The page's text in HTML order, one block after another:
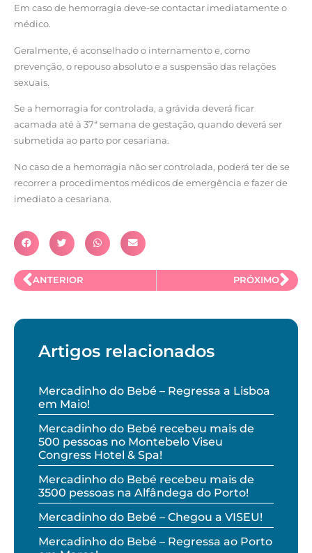
Em caso de hemorragia deve-se contactar imediatamente o
médico.
Geralmente, é aconselhado o internamento e, como
prevenção, o repouso absoluto e a suspensão das relações
sexuais.
Se a hemorragia for controlada, a grávida deverá ficar
acamada até à 37ª semana de gestação, quando deverá ser
submetida ao parto por cesariana.
No caso de a hemorragia não ser controlada, poderá ter de se
recorrer a procedimentos médicos de emergência e fazer de
imediato a cesariana.
ANTERIOR PRÓXIMO
Artigos relacionados
Mercadinho do Bebé – Regressa a Lisboa
em Maio!
Mercadinho do Bebé recebeu mais de
500 pessoas no Montebelo Viseu
Congress Hotel & Spa!
Mercadinho do Bebé recebeu mais de
3500 pessoas na Alfândega do Porto!
Mercadinho do Bebé – Chegou a VISEU!
Mercadinho do Bebé – Regressa ao Porto